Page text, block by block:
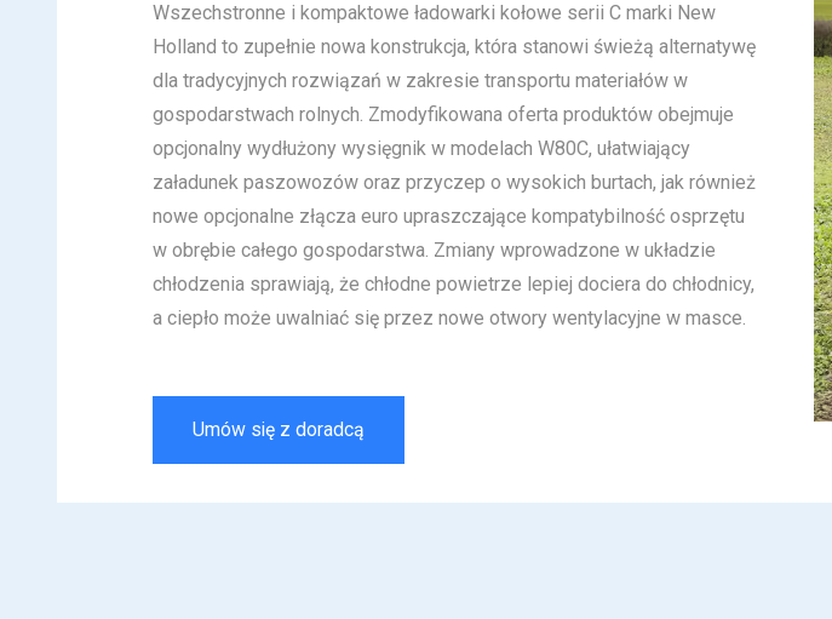
Wszechstronne i kompaktowe ładowarki kołowe serii C marki New
Holland to zupełnie nowa konstrukcja, która stanowi świeżą alternatywę
dla tradycyjnych rozwiązań w zakresie transportu materiałów w
gospodarstwach rolnych. Zmodyfikowana oferta produktów obejmuje
opcjonalny wydłużony wysięgnik w modelach W80C, ułatwiający
załadunek paszowozów oraz przyczep o wysokich burtach, jak również
nowe opcjonalne złącza euro upraszczające kompatybilność osprzętu
w obrębie całego gospodarstwa. Zmiany wprowadzone w układzie
chłodzenia sprawiają, że chłodne powietrze lepiej dociera do chłodnicy,
a ciepło może uwalniać się przez nowe otwory wentylacyjne w masce.
Umów się z doradcą